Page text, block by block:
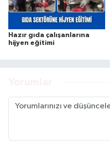
Hazır gıda çalışanlarına
hijyen eğitimi